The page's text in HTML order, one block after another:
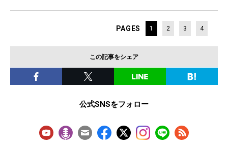
PAGES 1 2 3 4
この記事をシェア
公式SNSをフォロー